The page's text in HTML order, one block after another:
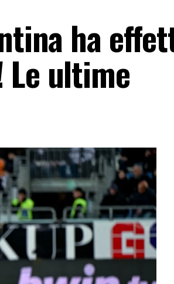
ha
Le ultime